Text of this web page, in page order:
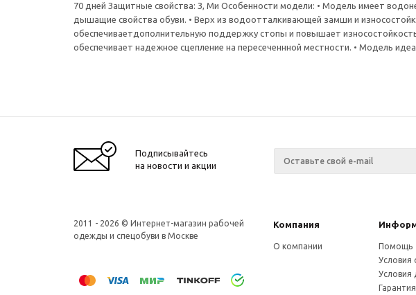
70 дней Защитные свойства: З, Ми Особенности модели: • Модель имеет
дышащие свойства обуви. • Верх из водоотталкивающей замши и
обеспечиваетдополнительную поддержку стопы и повышает
обеспечивает надежное сцепление на пересеченнной местности. • Модель
Подписывайтесь
на новости и акции
2011 - 2026 © Интернет-магазин рабочей
одежды и спецобуви в Москве
Компания
О компании
Помощь
Условия
Условия